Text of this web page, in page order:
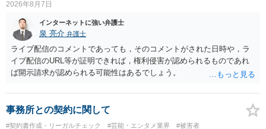
2026年8月7日
インターネットに強い弁護士
泉 亮介 弁護士
ライブ配信のコメントであっても，そのコメントがされた日時や，ラ
イブ配信のURL等が証明できれば，権利侵害が認められるものであれ
ば開示請求が認められる可能性はあるでしょう。
事務所との契約に関して
#契約書作成・リーガルチェック #芸能・エンタメ業界 #被害者